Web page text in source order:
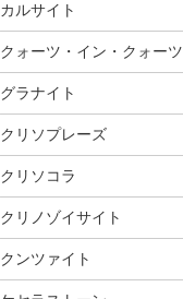
カルサイト
クォーツ・イン・クォーツ
グラナイト
クリソプレーズ
クリソコラ
クリノゾイサイト
クンツァイト